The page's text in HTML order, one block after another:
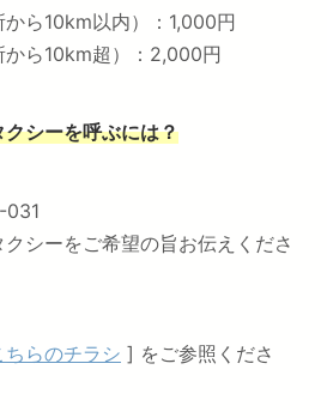
ら10km以内）：1,000円
ら10km超）：2,000円
シーを呼ぶには？
031
シーをご希望の旨お伝えくださ
ちらのチラシ ] をご参照くださ